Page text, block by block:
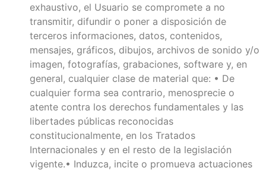
exhaustivo, el Usuario se compromete a no
transmitir, difundir o poner a disposición de
terceros informaciones, datos, contenidos,
mensajes, gráficos, dibujos, archivos de sonido y/o
imagen, fotografías, grabaciones, software y, en
general, cualquier clase de material que: • De
cualquier forma sea contrario, menosprecie o
atente contra los derechos fundamentales y las
libertades públicas reconocidas
constitucionalmente, en los Tratados
Internacionales y en el resto de la legislación
vigente.• Induzca, incite o promueva actuaciones